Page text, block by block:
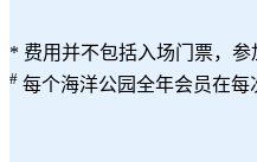
* 费用并不包括入场门票，参
# 每个海洋公园全年会员在每